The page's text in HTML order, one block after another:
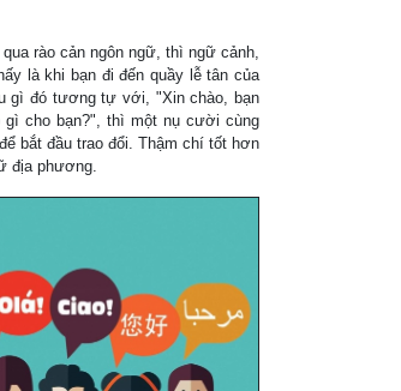
rào cản ngôn ngữ, thì ngữ cảnh,
là khi bạn đi đến quầy lễ tân của
gì đó tương tự với, "Xin chào, bạn
gì cho bạn?", thì một nụ cười cùng
bắt đầu trao đổi. Thậm chí tốt hơn
địa phương.